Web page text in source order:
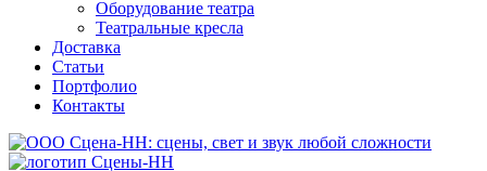
Оборудование театра
Театральные кресла
Доставка
Статьи
Портфолио
Контакты